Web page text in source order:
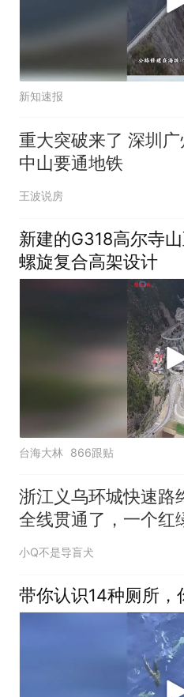
新知速报
重大突破来了 深圳广
中山要通地铁
王波说房
新建的G318高尔寺
螺旋复合高架设计
台海大林 866跟贴
浙江义乌环城快速路
全线贯通了，一个红
都没有全程快速路
小Q不是导盲犬
带你认识14种厕所，